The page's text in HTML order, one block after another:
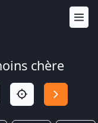
chère